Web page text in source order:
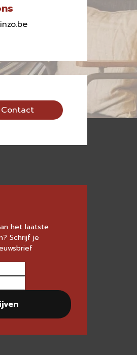
Contact
het laatste
Schrijf je